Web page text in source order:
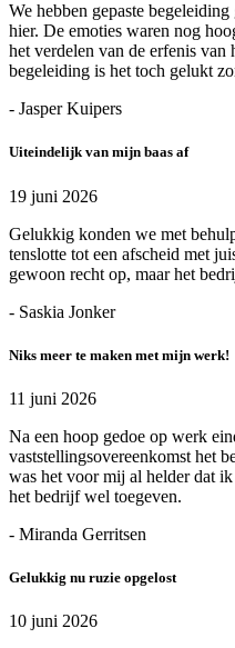
We hebben gepaste
hier. De emoties waren nog
het verdelen van de erfenis van
begeleiding is het toch gelukt
- Jasper Kuipers
Uiteindelijk van mijn baas af
19 juni 2026
Gelukkig konden we met
tenslotte tot een afscheid met
gewoon recht op, maar het
- Saskia Jonker
Niks meer te maken met mijn werk!
11 juni 2026
Na een hoop gedoe op werk
vaststellingsovereenkomst het
was het voor mij al helder dat
het bedrijf wel toegeven.
- Miranda Gerritsen
Gelukkig nu ruzie opgelost
10 juni 2026